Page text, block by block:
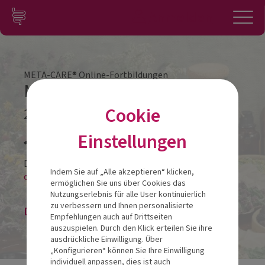
Zum Inhalt springen
Konto
META-CARE® Online-Fortbildungen
META-CARE® Vitamin C plus
22.02.2023
Diese Veranstaltung findet als
online-LIVESTREAM statt.
Die Veranstaltung ist beendet.
Cookie
Einstellungen
Indem Sie auf „Alle akzeptieren“ klicken,
ermöglichen Sie uns über Cookies das
Nutzungserlebnis für alle User kontinuierlich
zu verbessern und Ihnen personalisierte
Empfehlungen auch auf Drittseiten
auszuspielen. Durch den Klick erteilen Sie ihre
ausdrückliche Einwilligung. Über
„Konfigurieren“ können Sie Ihre Einwilligung
individuell anpassen, dies ist auch